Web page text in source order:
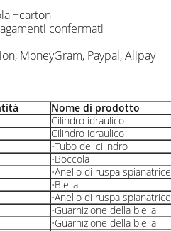
+carton
confermati
MoneyGram, Paypal, Alipay
Nome di prodotto
Cilindro idraulico
Cilindro idraulico
•Tubo del cilindro
•Boccola
•Anello di ruspa spianatrice
•Biella
•Anello di ruspa spianatrice
•Guarnizione della biella
•Guarnizione della biella